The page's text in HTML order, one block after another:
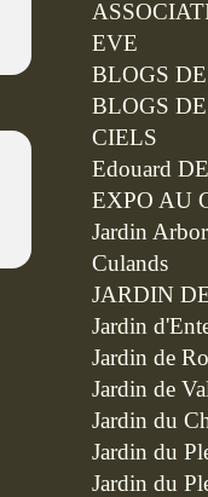
EVE
BLOGS
BLOGS
CIELS
Edouard
EXPO AU
Jardin
Culands
JARDIN
Jardin
Jardin de
Jardin de
Jardin du
Jardin du
Jardin du